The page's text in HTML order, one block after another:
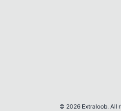
© 2026 Extraloob. All